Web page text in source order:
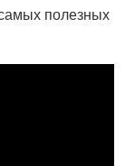
полезных